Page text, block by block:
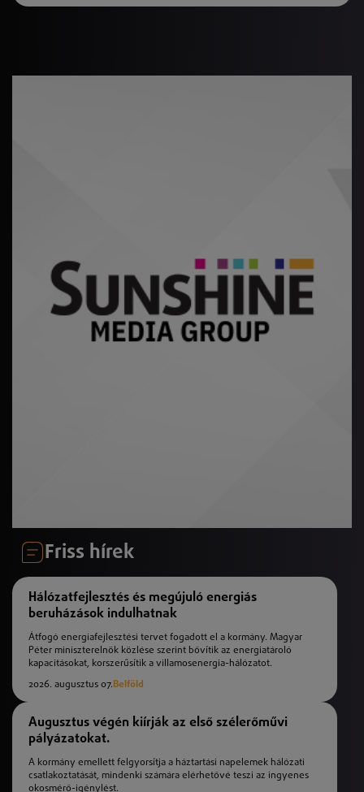
Friss hírek
Hálózatfejlesztés és megújuló energiás
beruházások indulhatnak
Átfogó energiafejlesztési tervet fogadott el a kormány. Magyar
Péter miniszterelnök közlése szerint bővítik az energiatároló
kapacitásokat, korszerűsítik a villamosenergia-hálózatot.
2026. augusztus 07.Belföld
Augusztus végén kiírják az első szélerőművi
pályázatokat.
A kormány emellett felgyorsítja a háztartási napelemek hálózati
csatlakoztatását, mindenki számára elérhetővé teszi az ingyenes
okosmérő-igénylést.